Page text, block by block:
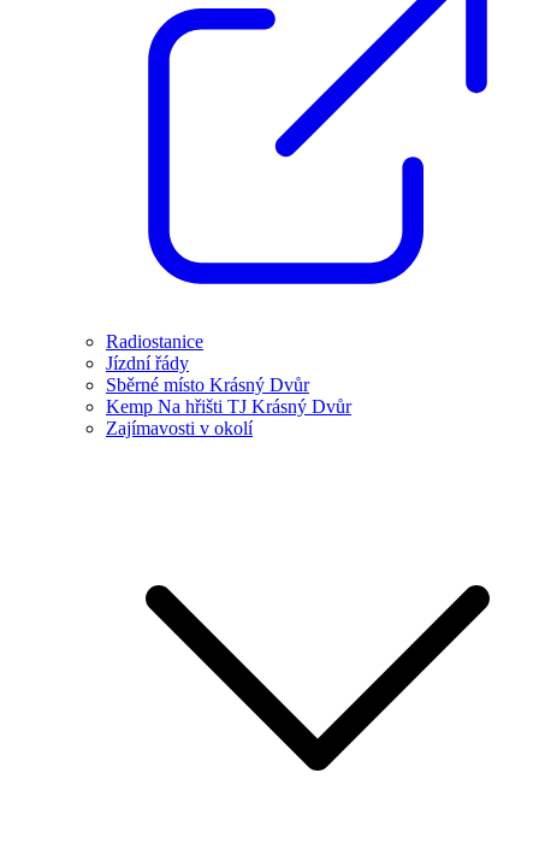
Radiostanice
Jízdní řády
Sběrné místo Krásný Dvůr
Kemp Na hřišti TJ Krásný Dvůr
Zajímavosti v okolí